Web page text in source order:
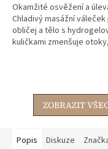
5
hvězdiček.
Okamžité osvěžení a
Chladivý masážní váleček
obličej a tělo s
kuličkami zmenšuje otoky,
ZOBRAZIT
Popis Diskuze